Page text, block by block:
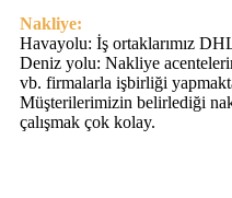
Nakliye:
Havayolu: İş ortaklarımız
Deniz yolu: Nakliye
vb. firmalarla işbirliği
Müşterilerimizin belirlediği
çalışmak çok kolay.